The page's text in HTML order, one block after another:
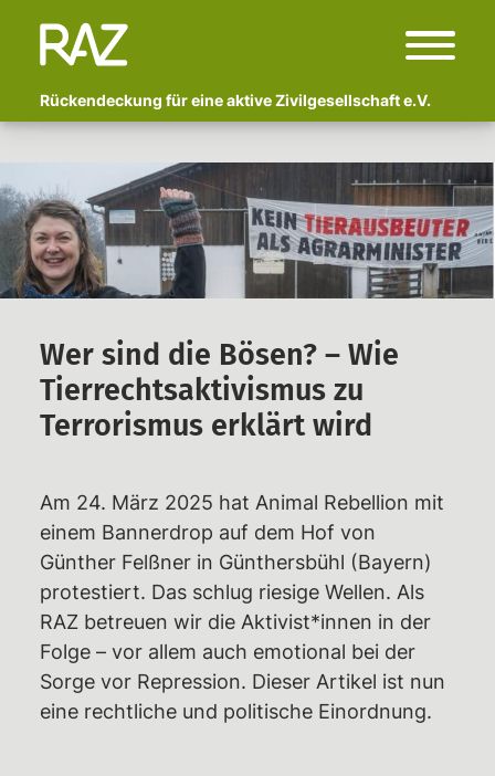
Rückendeckung für eine aktive Zivilgesellschaft e.V.
Über uns
Wer sind wir?
Fachlicher Beirat
Polizeigewalt und Schmerzgriffe:
Vor- und Nachbereitung von
Erlebtem
Newsletter
Rechtshilfe
Haftbetreuungen – Aktuelle Infos,
Überblick,
Unterstützungsmöglichkeiten
Weiterbildungsangebote
Wiki des RAZ
Wer sind die Bösen? – Wie
Tierrechtsaktivismus zu
Terrorismus erklärt wird
Am 24. März 2025 hat Animal Rebellion mit
einem Bannerdrop auf dem Hof von
Günther Felßner in Günthersbühl (Bayern)
protestiert. Das schlug riesige Wellen. Als
RAZ betreuen wir die Aktivist*innen in der
Folge – vor allem auch emotional bei der
Sorge vor Repression. Dieser Artikel ist nun
eine rechtliche und politische Einordnung.